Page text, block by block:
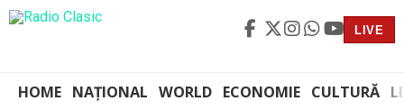
LIVE
HOME NAȚIONAL WORLD ECONOMIE CULTURĂ